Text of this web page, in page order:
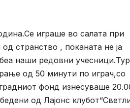
играше во салата при
странство , поканата не ја
наши редовни
од 50 минути по играч,со
фонд изнесуваше
од Лајонс